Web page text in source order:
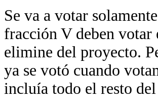
Se va a votar
fracción V deben votar
elimine del proyecto.
ya se votó cuando
incluía todo el resto